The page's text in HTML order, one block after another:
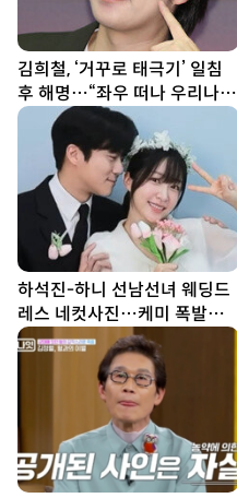
김희철, ‘거꾸로 태극기’ 일침
후 해명…“좌우 떠나 우리나라
국기”[SD이슈]
하석진-하니 선남선녀 웨딩드
레스 네컷사진…케미 폭발
[DA★]